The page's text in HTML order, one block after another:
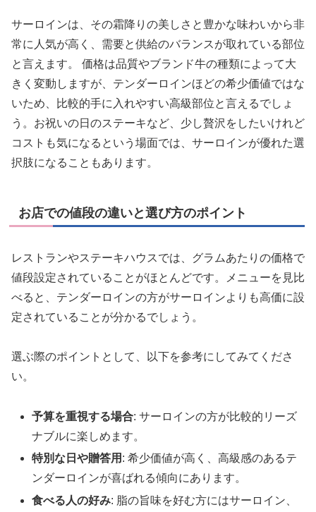
サーロインは、その霜降りの美しさと豊かな味わいから非
常に人気が高く、需要と供給のバランスが取れている部位
と言えます。 価格は品質やブランド牛の種類によって大
きく変動しますが、テンダーロインほどの希少価値ではな
いため、比較的手に入れやすい高級部位と言えるでしょ
う。お祝いの日のステーキなど、少し贅沢をしたいけれど
コストも気になるという場面では、サーロインが優れた選
択肢になることもあります。
お店での値段の違いと選び方のポイント
レストランやステーキハウスでは、グラムあたりの価格で
値段設定されていることがほとんどです。メニューを見比
べると、テンダーロインの方がサーロインよりも高価に設
定されていることが分かるでしょう。
選ぶ際のポイントとして、以下を参考にしてみてくださ
い。
予算を重視する場合: サーロインの方が比較的リーズ
ナブルに楽しめます。
特別な日や贈答用 : 希少価値が高く、高級感のあるテ
ンダーロインが喜ばれる傾向にあります。
食べる人の好み: 脂の旨味を好む方にはサーロイン、